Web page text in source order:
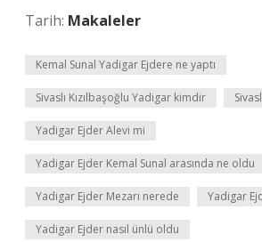
Tarih: Makaleler
Kemal Sunal Yadigar Ejdere ne yaptı
Sivaslı Kızılbaşoğlu Yadigar kimdir
Yadigar Ejder Alevi mi
Yadigar Ejder Kemal Sunal arasında ne oldu
Yadigar Ejder Mezarı nerede Yadigar
Yadigar Ejder nasıl ünlü oldu